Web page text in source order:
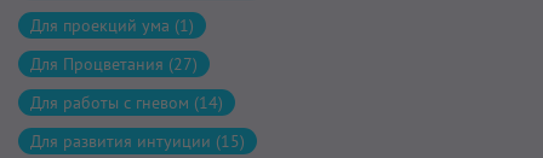
Для проекций ума (1)
Для Процветания (27)
Для работы с гневом (14)
Для развития интуиции (15)